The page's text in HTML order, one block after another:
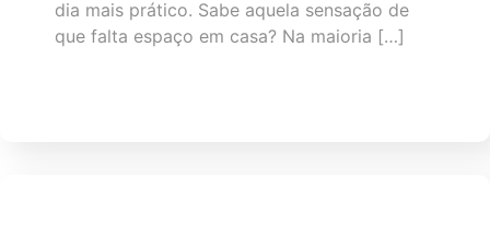
dia mais prático. Sabe aquela sensação de
que falta espaço em casa? Na maioria […]